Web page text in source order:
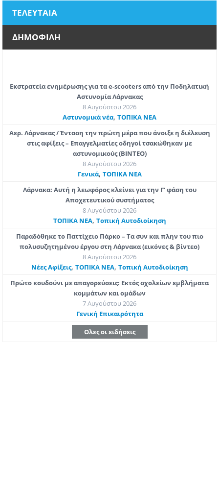
ΤΕΛΕΥΤΑΙΑ
ΔΗΜΟΦΙΛΗ
Εκστρατεία ενημέρωσης για τα e-scooters από την Ποδηλατική
Αστυνομία Λάρνακας
8 Αυγούστου 2026
Aστυνομικά νέα, ΤΟΠΙΚΑ ΝΕΑ
Αερ. Λάρνακας / Ένταση την πρώτη μέρα που άνοιξε η διέλευση
στις αφίξεις – Επαγγελματίες οδηγοί τσακώθηκαν με
αστυνομικούς (ΒΙΝΤΕΟ)
8 Αυγούστου 2026
Γενικά, ΤΟΠΙΚΑ ΝΕΑ
Λάρνακα: Αυτή η λεωφόρος κλείνει για την Γ’ φάση του
Αποχετευτικού συστήματος
8 Αυγούστου 2026
ΤΟΠΙΚΑ ΝΕΑ, Τοπική Αυτοδιοίκηση
Παραδόθηκε το Παττίχειο Πάρκο – Τα συν και πλην του πιο
πολυσυζητημένου έργου στη Λάρνακα (εικόνες & βίντεο)
8 Αυγούστου 2026
Νέες Αφίξεις, ΤΟΠΙΚΑ ΝΕΑ, Τοπική Αυτοδιοίκηση
Πρώτο κουδούνι με απαγορεύσεις: Εκτός σχολείων εμβλήματα
κομμάτων και ομάδων
7 Αυγούστου 2026
Γενική Επικαιρότητα
Ολες οι ειδήσεις